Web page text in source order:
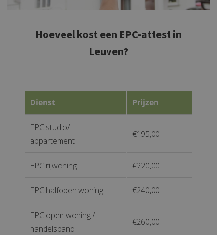
Hoeveel kost een EPC-attest in
Leuven?
Dienst Prijzen
EPC studio/
appartement
€195,00
EPC rijwoning €220,00
EPC halfopen woning €240,00
EPC open woning /
handelspand
€260,00